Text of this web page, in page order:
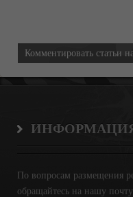
Комментировать статьи
По вопросам размещения
обращайтесь на нашу